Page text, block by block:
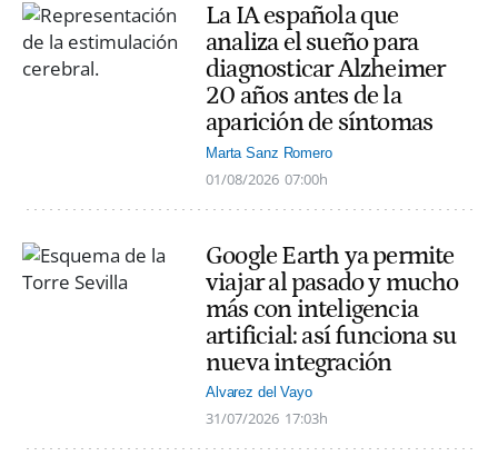
La IA española que
analiza el sueño para
diagnosticar Alzheimer
20 años antes de la
aparición de síntomas
Marta Sanz Romero
01/08/2026 07:00h
Google Earth ya permite
viajar al pasado y mucho
más con inteligencia
artificial: así funciona su
nueva integración
Alvarez del Vayo
31/07/2026 17:03h